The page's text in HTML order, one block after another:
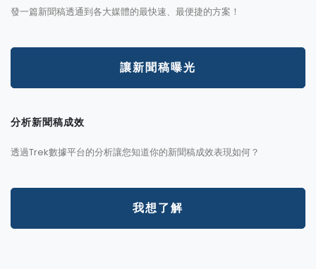
發一篇新聞稿透通到各大媒體的最快速、最便捷的方案！
讓新聞稿曝光
分析新聞稿成效
透過Trek數據平台的分析讓您知道你的新聞稿成效表現如何？
我想了解